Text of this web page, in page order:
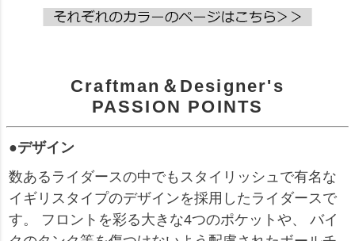
Craftman＆Designer's
PASSION POINTS
●デザイン
数あるライダースの中でもスタイリッシュで有名な
イギリスタイプのデザインを採用したライダースで
す。 フロントを彩る大きな4つのポケットや、 バイ